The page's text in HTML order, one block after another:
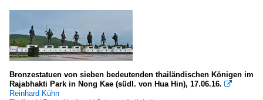
Bronzestatuen von sieben bedeutenden thailändischen Königen im
Rajabhakti Park in Nong Kae (südl. von Hua Hin), 17.06.16. 
Reinhard Kühn